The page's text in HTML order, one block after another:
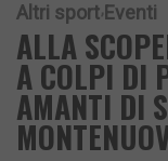
Altri sport Eventi
ALLA
A COLPI DI
AMANTI DI